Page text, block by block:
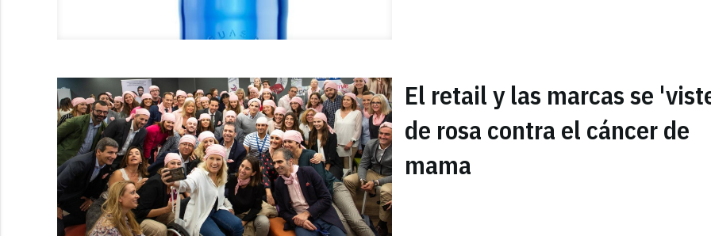
El retail y las marcas se
de rosa contra el cáncer de
mama